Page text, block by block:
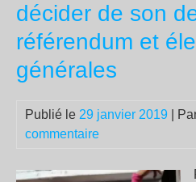
décider de son
référendum et
générales
Publié le 29 janvier 2019 |
commentaire